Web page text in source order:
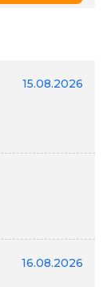
15.08.2026
16.08.2026